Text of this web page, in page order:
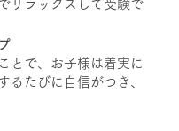
リラックスして受験で
とで、お子様は着実に
るたびに自信がつき、